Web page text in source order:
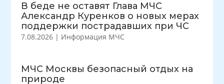
В беде не оставят Глава МЧС
Александр Куренков о новых мерах
поддержки пострадавших при ЧС
7.08.2026 | Информация МЧС
МЧС Москвы безопасный отдых на
природе